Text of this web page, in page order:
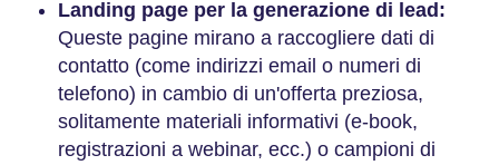
Landing page per la generazione di lead:
Queste pagine mirano a raccogliere dati di
contatto (come indirizzi email o numeri di
telefono) in cambio di un'offerta preziosa,
solitamente materiali informativi (e-book,
registrazioni a webinar, ecc.) o campioni di